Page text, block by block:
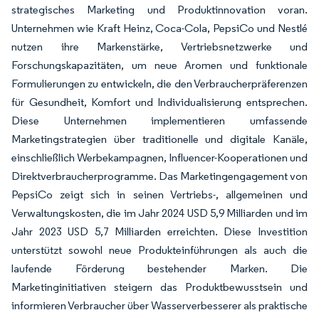
strategisches Marketing und Produktinnovation voran.
Unternehmen wie Kraft Heinz, Coca-Cola, PepsiCo und Nestlé
nutzen ihre Markenstärke, Vertriebsnetzwerke und
Forschungskapazitäten, um neue Aromen und funktionale
Formulierungen zu entwickeln, die den Verbraucherpräferenzen
für Gesundheit, Komfort und Individualisierung entsprechen.
Diese Unternehmen implementieren umfassende
Marketingstrategien über traditionelle und digitale Kanäle,
einschließlich Werbekampagnen, Influencer-Kooperationen und
Direktverbraucherprogramme. Das Marketingengagement von
PepsiCo zeigt sich in seinen Vertriebs-, allgemeinen und
Verwaltungskosten, die im Jahr 2024 USD 5,9 Milliarden und im
Jahr 2023 USD 5,7 Milliarden erreichten. Diese Investition
unterstützt sowohl neue Produkteinführungen als auch die
laufende Förderung bestehender Marken. Die
Marketinginitiativen steigern das Produktbewusstsein und
informieren Verbraucher über Wasserverbesserer als praktische